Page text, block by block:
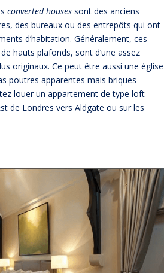
converted houses sont des anciens
des bureaux ou des entrepôts qui ont
d’habitation. Généralement, ces
hauts plafonds, sont d’une assez
originaux. Ce peut être aussi une église
poutres apparentes mais briques
louer un appartement de type loft
de Londres vers Aldgate ou sur les